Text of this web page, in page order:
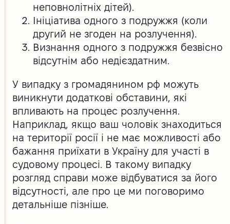
неповнолітніх дітей).
Ініціатива одного з подружжя (коли
другий не згоден на розлучення).
Визнання одного з подружжя безвісно
відсутнім або недієздатним.
У випадку з громадянином рф можуть
виникнути додаткові обставини, які
впливають на процес розлучення.
Наприклад, якщо ваш чоловік знаходиться
на території росії і не має можливості або
бажання приїхати в Україну для участі в
судовому процесі. В такому випадку
розгляд справи може відбуватися за його
відсутності, але про це ми поговоримо
детальніше пізніше.